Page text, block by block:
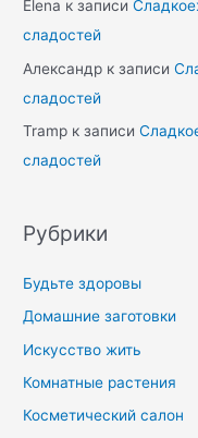
Elena к записи
сладостей
Александр к записи
сладостей
Tramp к записи
сладостей
Рубрики
Будьте здоровы
Домашние заготовки
Искусство жить
Комнатные растения
Косметический салон